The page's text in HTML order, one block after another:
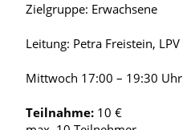
Zielgruppe: Erwachsene
Leitung: Petra Freistein, LPV
Mittwoch 17:00 – 19:30 Uhr
Teilnahme: 10 €